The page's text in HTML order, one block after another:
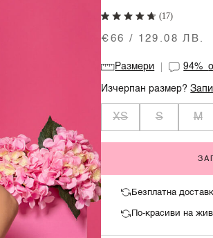
(17)
€66 / 129.08 ЛВ.
Размери 94%
Изчерпан размер?
XS S M
Безплатна
По-красиви на